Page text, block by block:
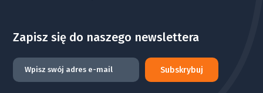
Zapisz się do naszego newslettera
Subskrybuj